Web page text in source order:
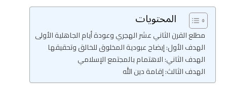
المحتويات
مطلع القرن الثاني عشر الهجري وعودة أيام الجاهلية الأولى
الهدف الأول: إيضاح عبودية المخلوق للخالق وتحقيقها
الهدف الثاني: الاهتمام بالمجتمع الإسلامي
الهدف الثالث: إقامة دين الله